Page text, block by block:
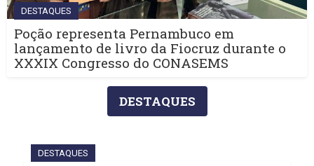
DESTAQUES
Poção representa Pernambuco em
lançamento de livro da Fiocruz durante o
XXXIX Congresso do CONASEMS
DESTAQUES
DESTAQUES